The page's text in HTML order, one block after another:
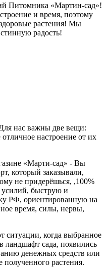
Питомника «Мартин-сад»!
и время, поэтому
растения! Мы
радость!
нас важны две вещи:
настроение от их
«Марти-сад» - Вы
который заказывали,
не придерёшься, ,100%
быструю и
РФ, ориентированную на
время, силы, нервы,
когда выбранное
ландшафт сада, появились
денежных средств или
полученного растения.